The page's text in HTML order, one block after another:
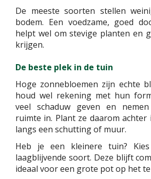
De meeste soorten stellen
bodem. Een voedzame, goed
helpt wel om stevige planten en
krijgen.
De beste plek in de tuin
Hoge zonnebloemen zijn echte
houd wel rekening met hun
veel schaduw geven en
ruimte in. Plant ze daarom
langs een schutting of muur.
Heb je een kleinere tuin?
laagblijvende soort. Deze blijft
ideaal voor een grote pot op het